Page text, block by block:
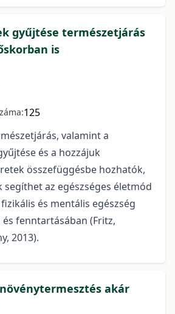
gyűjtése természetjárás
is
125
valamint a
és a hozzájuk
összefüggésbe hozhatók,
segíthet az egészséges életmód
és mentális egészség
fenntartásában (Fritz,
2013).
akár